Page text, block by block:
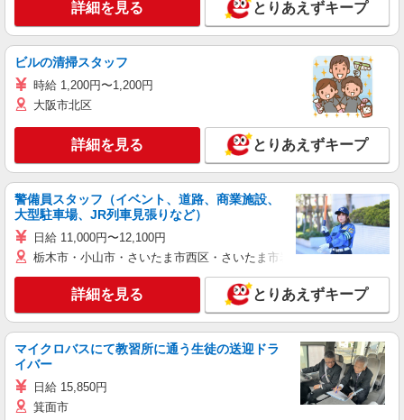
詳細を見る とりあえずキープ
ビルの清掃スタッフ
時給 1,200円〜1,200円
大阪市北区
詳細を見る とりあえずキープ
警備員スタッフ（イベント、道路、商業施設、
大型駐車場、JR列車見張りなど）
日給 11,000円〜12,100円
栃木市・小山市・さいたま市西区・さいたま市岩槻区・久喜市・蓮田
詳細を見る とりあえずキープ
マイクロバスにて教習所に通う生徒の送迎ドラ
イバー
日給 15,850円
箕面市